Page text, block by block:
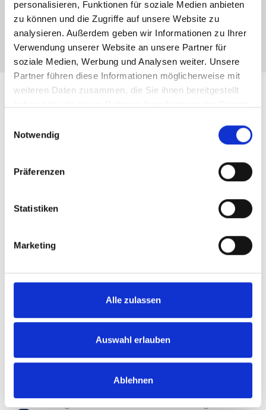
personalisieren, Funktionen für soziale Medien anbieten
zu können und die Zugriffe auf unsere Website zu
analysieren. Außerdem geben wir Informationen zu Ihrer
Verwendung unserer Website an unsere Partner für
soziale Medien, Werbung und Analysen weiter. Unsere
Partner führen diese Informationen möglicherweise mit
weiteren Daten zusammen, die Sie ihnen bereitgestellt
Notwendig
Präferenzen
Statistiken
Marketing
Alle zulassen
Auswahl erlauben
Ablehnen
Absenden
Leistungen für Immobilien-
Verkäufer in München
fundierte
Bei Bedarf: optische Auffrischung des Objekts
Home Staging)
Regionales Netzwerk inklusive sehr gut